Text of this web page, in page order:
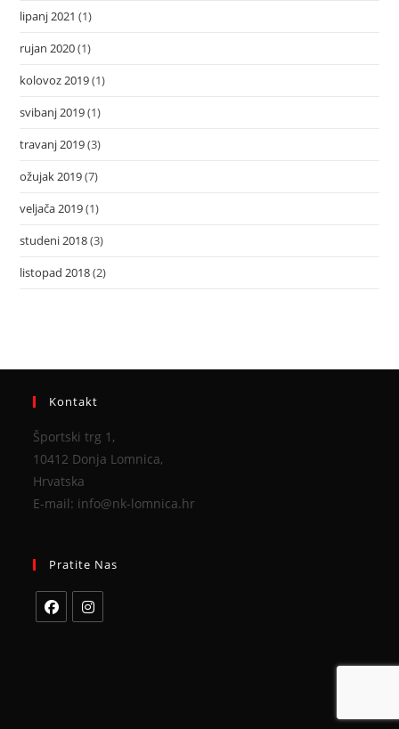
lipanj 2021 (1)
rujan 2020(1)
kolovoz 2019(1)
svibanj 2019(1)
travanj 2019(3)
ožujak 2019(7)
veljača 2019(1)
studeni 2018(3)
listopad 2018(2)
Kontakt
Športski trg 1,
10412 Donja Lomnica,
Hrvatska
E-mail: info@nk-lomnica.hr
Pratite Nas